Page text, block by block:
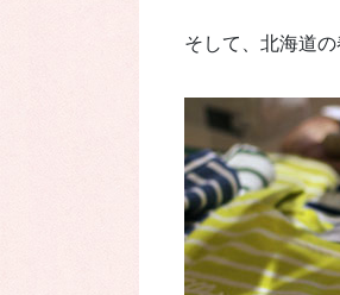
そして、北海道